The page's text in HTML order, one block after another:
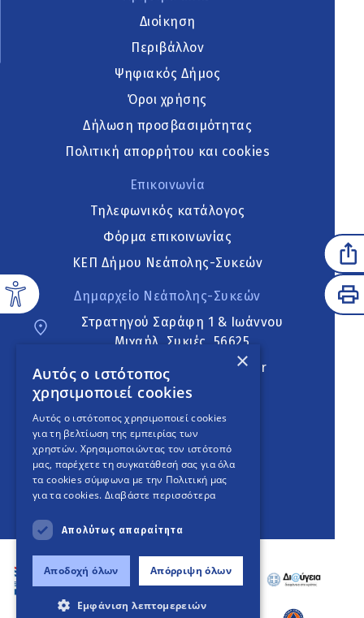
Διοίκηση
Περιβάλλον
Ψηφιακός Δήμος
Όροι χρήσης
Δήλωση προσβασιμότητας
Πολιτική απορρήτου και cookies
Επικοινωνία
Τηλεφωνικός κατάλογος
Φόρμα επικοινωνίας
ΚΕΠ Δήμου Νεάπολης-Συκεών
Δημαρχείο Νεάπολης-Συκεών
Στρατηγού Σαράφη 1 & Ιωάννου
Μιχαήλ, Συκιές, 56625
neapoli.sykies@ddt.gov.gr
Ακολουθήστε
English Version
An project
×
Αυτός ο ιστότοπος
χρησιμοποιεί cookies
Αυτός ο ιστότοπος χρησιμοποιεί cookies
για τη βελτίωση της εμπειρίας των
χρηστών. Χρησιμοποιώντας τον ιστότοπό
μας, παρέχετε τη συγκατάθεσή σας για όλα
τα cookies σύμφωνα με την Πολιτική μας
για τα cookies. Διαβάστε περισσότερα
Απολύτως απαραίτητα
Αποδοχή όλων Απόρριψη όλων
Εμφάνιση λεπτομερειών